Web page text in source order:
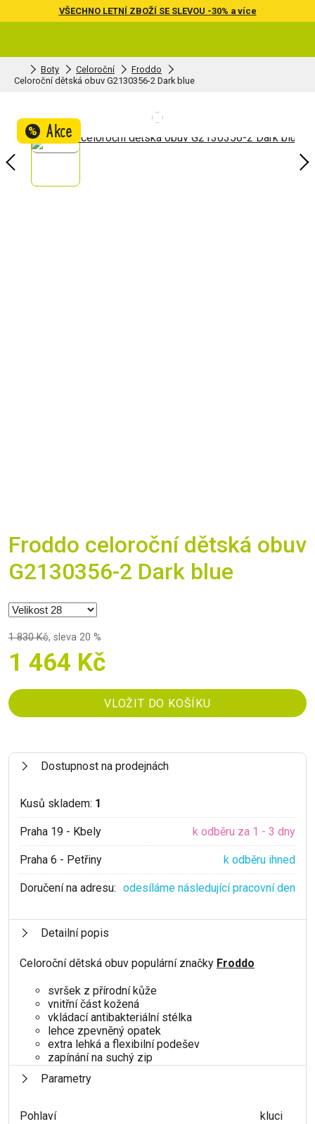
VŠECHNO LETNÍ ZBOŽÍ SE SLEVOU -30% a více
Boty Celoroční
Froddo
Celoroční dětská obuv G2130356-2 Dark blue
% Akce
Froddo celoroční dětská obuv
G2130356-2 Dark blue
1 830 Kč, sleva 20 %
1 464 Kč
Dostupnost na prodejnách
Kusů skladem: 1
Praha 19 - Kbely k odběru za 1 - 3 dny
Praha 6 - Petřiny k odběru ihned
Doručení na adresu: odesíláme následující pracovní den
Detailní popis
Celoroční dětská obuv populární značky Froddo
svršek z přírodní kůže
vnitřní část kožená
vkládací antibakteriální stélka
lehce zpevněný opatek
extra lehká a flexibilní podešev
zapínání na suchý zip
Parametry
Pohlaví kluci